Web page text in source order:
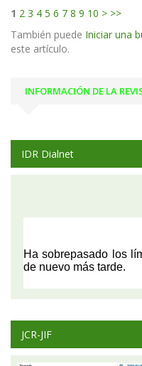
1 2 3 4 5 6 7 8 9 10 > >>
También puede Iniciar una
este artículo.
INFORMACIÓN DE LA
IDR Dialnet
JCR-JIF